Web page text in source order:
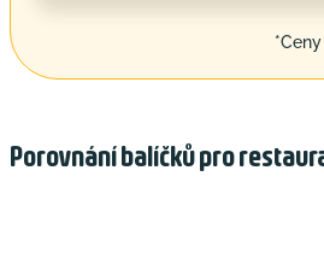
Porovnání balíčků pro